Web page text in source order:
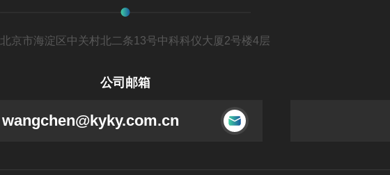
北京市海淀区中关村北二条13号中科科仪大厦2号楼4层
公司邮箱
wangchen@kyky.com.cn